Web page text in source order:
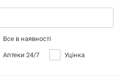
Все в наявності
Аптеки 24/7 Уцінка